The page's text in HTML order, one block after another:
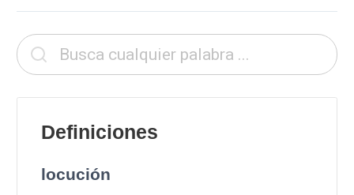
Definiciones
locución